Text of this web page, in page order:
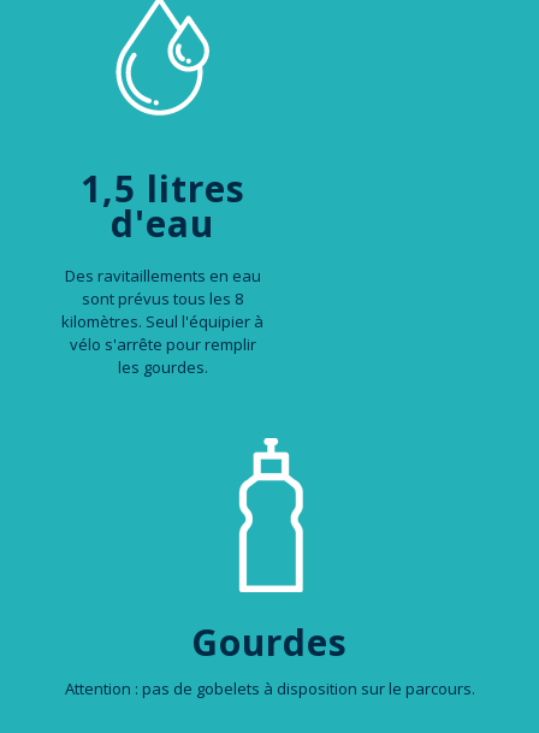
1,5 litres
d'eau
Des ravitaillements en eau
sont prévus tous les 8
kilomètres. Seul l'équipier à
vélo s'arrête pour remplir
les gourdes.
Gourdes
Attention : pas de gobelets à disposition sur le parcours.